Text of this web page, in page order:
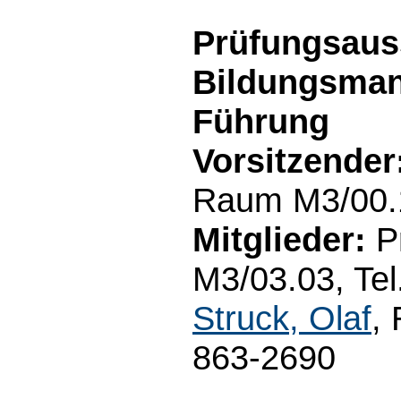
Führung
Raum M3/
Mitglieder:
M3/03.03,
Struck, Olaf,
863-2690